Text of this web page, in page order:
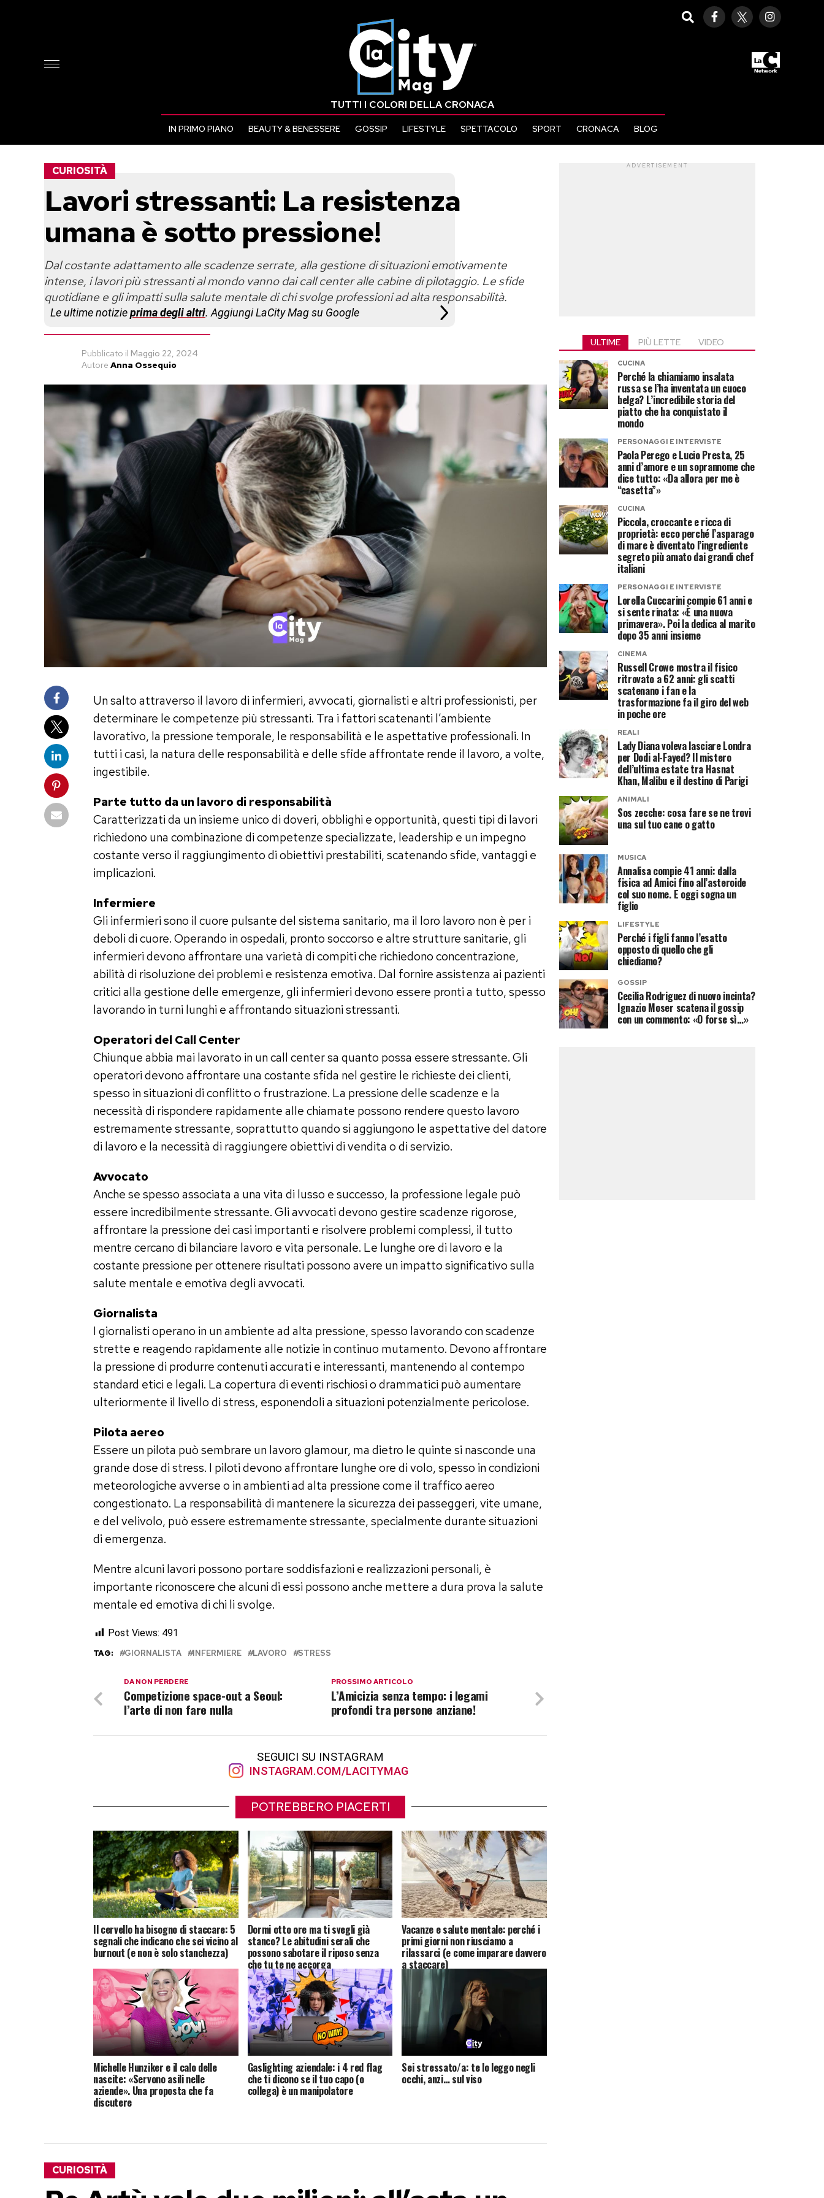
TUTTI I COLORI DELLA CRONACA
IN PRIMO PIANO BEAUTY & BENESSERE GOSSIP LIFESTYLE SPETTACOLO SPORT CRONACA BLOG
CURIOSITÀ
Lavori stressanti: La resistenza
umana è sotto pressione!
Dal costante adattamento alle scadenze serrate, alla gestione di situazioni emotivamente
intense, i lavori più stressanti al mondo vanno dai call center alle cabine di pilotaggio. Le sfide
quotidiane e gli impatti sulla salute mentale di chi svolge professioni ad alta responsabilità.
Le ultime notizieprima degli altri. Aggiungi LaCity Mag su Google
Pubblicato il Maggio 22, 2024
Autore Anna Ossequio
Un salto attraverso il lavoro di infermieri, avvocati, giornalisti e altri professionisti, per
determinare le competenze più stressanti. Tra i fattori scatenanti l’ambiente
lavorativo, la pressione temporale, le responsabilità e le aspettative professionali. In
tutti i casi, la natura delle responsabilità e delle sfide affrontate rende il lavoro, a volte,
ingestibile.
Parte tutto da un lavoro di responsabilità
Caratterizzati da un insieme unico di doveri, obblighi e opportunità, questi tipi di lavori
richiedono una combinazione di competenze specializzate, leadership e un impegno
costante verso il raggiungimento di obiettivi prestabiliti, scatenando sfide, vantaggi e
implicazioni.
Infermiere
Gli infermieri sono il cuore pulsante del sistema sanitario, ma il loro lavoro non è per i
deboli di cuore. Operando in ospedali, pronto soccorso e altre strutture sanitarie, gli
infermieri devono affrontare una varietà di compiti che richiedono concentrazione,
abilità di risoluzione dei problemi e resistenza emotiva. Dal fornire assistenza ai pazienti
critici alla gestione delle emergenze, gli infermieri devono essere pronti a tutto, spesso
lavorando in turni lunghi e affrontando situazioni stressanti.
Operatori del Call Center
Chiunque abbia mai lavorato in un call center sa quanto possa essere stressante. Gli
operatori devono affrontare una costante sfida nel gestire le richieste dei clienti,
spesso in situazioni di conflitto o frustrazione. La pressione delle scadenze e la
necessità di rispondere rapidamente alle chiamate possono rendere questo lavoro
estremamente stressante, soprattutto quando si aggiungono le aspettative del datore
di lavoro e la necessità di raggiungere obiettivi di vendita o di servizio.
Avvocato
Anche se spesso associata a una vita di lusso e successo, la professione legale può
essere incredibilmente stressante. Gli avvocati devono gestire scadenze rigorose,
affrontare la pressione dei casi importanti e risolvere problemi complessi, il tutto
mentre cercano di bilanciare lavoro e vita personale. Le lunghe ore di lavoro e la
costante pressione per ottenere risultati possono avere un impatto significativo sulla
salute mentale e emotiva degli avvocati.
Giornalista
I giornalisti operano in un ambiente ad alta pressione, spesso lavorando con scadenze
strette e reagendo rapidamente alle notizie in continuo mutamento. Devono affrontare
la pressione di produrre contenuti accurati e interessanti, mantenendo al contempo
standard etici e legali. La copertura di eventi rischiosi o drammatici può aumentare
ulteriormente il livello di stress, esponendoli a situazioni potenzialmente pericolose.
Pilota aereo
Essere un pilota può sembrare un lavoro glamour, ma dietro le quinte si nasconde una
grande dose di stress. I piloti devono affrontare lunghe ore di volo, spesso in condizioni
meteorologiche avverse o in ambienti ad alta pressione come il traffico aereo
congestionato. La responsabilità di mantenere la sicurezza dei passeggeri, vite umane,
e del velivolo, può essere estremamente stressante, specialmente durante situazioni
di emergenza.
Mentre alcuni lavori possono portare soddisfazioni e realizzazioni personali, è
importante riconoscere che alcuni di essi possono anche mettere a dura prova la salute
mentale ed emotiva di chi li svolge.
Post Views: 491
TAG: GIORNALISTA INFERMIERE LAVORO STRESS
PROSSIMO ARTICOLO
L’Amicizia senza tempo: i legami
profondi tra persone anziane!
DA NON PERDERE
Competizione space-out a Seoul:
l’arte di non fare nulla
SEGUICI SU INSTAGRAM
INSTAGRAM.COM/LACITYMAG
POTREBBERO PIACERTI
Il cervello ha bisogno di staccare: 5
segnali che indicano che sei vicino al
burnout (e non è solo stanchezza)
Dormi otto ore ma ti svegli già
stanco? Le abitudini serali che
possono sabotare il riposo senza
che tu te ne accorga
Vacanze e salute mentale: perché i
primi giorni non riusciamo a
rilassarci (e come imparare davvero
a staccare)
Michelle Hunziker e il calo delle
nascite: «Servono asili nelle
aziende». Una proposta che fa
discutere
Gaslighting aziendale: i 4 red flag
che ti dicono se il tuo capo (o
collega) è un manipolatore
Sei stressato/a: te lo leggo negli
occhi, anzi… sul viso
CURIOSITÀ
ADVERTISEMENT
ULTIME PIÙ LETTE VIDEO
CUCINA
Perché la chiamiamo insalata
russa se l’ha inventata un cuoco
belga? L’incredibile storia del
piatto che ha conquistato il
mondo
PERSONAGGI E INTERVISTE
Paola Perego e Lucio Presta, 25
anni d’amore e un soprannome che
dice tutto: «Da allora per me è
“casetta”»
CUCINA
Piccola, croccante e ricca di
proprietà: ecco perché l’asparago
di mare è diventato l’ingrediente
segreto più amato dai grandi chef
italiani
PERSONAGGI E INTERVISTE
Lorella Cuccarini compie 61 anni e
si sente rinata: «È una nuova
primavera». Poi la dedica al marito
dopo 35 anni insieme
CINEMA
Russell Crowe mostra il fisico
ritrovato a 62 anni: gli scatti
scatenano i fan e la
trasformazione fa il giro del web
in poche ore
REALI
Lady Diana voleva lasciare Londra
per Dodi al-Fayed? Il mistero
dell’ultima estate tra Hasnat
Khan, Malibu e il destino di Parigi
ANIMALI
Sos zecche: cosa fare se ne trovi
una sul tuo cane o gatto
MUSICA
Annalisa compie 41 anni: dalla
fisica ad Amici fino all’asteroide
col suo nome. E oggi sogna un
figlio
LIFESTYLE
Perché i figli fanno l’esatto
opposto di quello che gli
chiediamo?
GOSSIP
Cecilia Rodriguez di nuovo incinta?
Ignazio Moser scatena il gossip
con un commento: «O forse sì…»